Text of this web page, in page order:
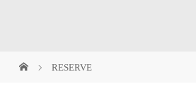
RESERVE